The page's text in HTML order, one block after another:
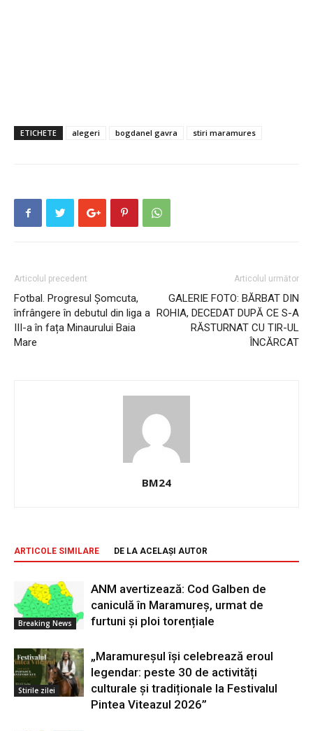
ETICHETE alegeri bogdanel gavra stiri maramures
Articolul precedent
Fotbal. Progresul Șomcuta,
înfrângere în debutul din liga a
III-a în fața Minaurului Baia
Mare
Articolul următor
GALERIE FOTO: BĂRBAT DIN
ROHIA, DECEDAT DUPĂ CE S-A
RĂSTURNAT CU TIR-UL
ÎNCĂRCAT
BM24
ARTICOLE SIMILARE DE LA ACELAȘI AUTOR
Breaking News
ANM avertizează: Cod Galben de
caniculă în Maramureș, urmat de
furtuni și ploi torențiale
Stirile zilei
„Maramureșul își celebrează eroul
legendar: peste 30 de activități
culturale și tradiționale la Festivalul
Pintea Viteazul 2026”